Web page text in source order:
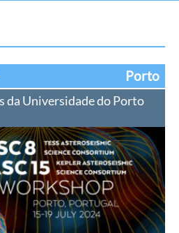
Porto
da Universidade do Porto